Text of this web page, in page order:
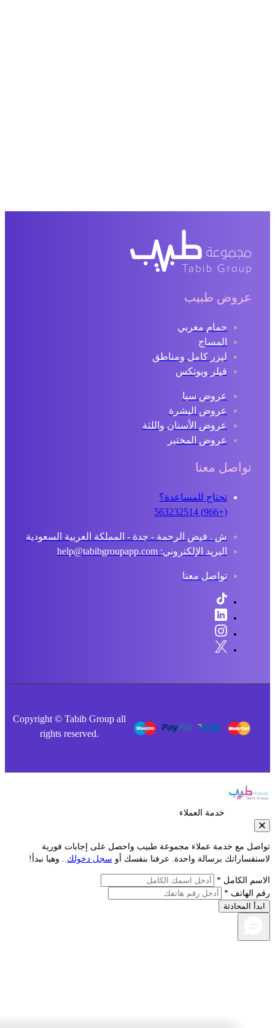
عروض طبيب
حمام مغربي
المساج
ليزر كامل ومناطق
فيلر وبوتكس
عروض سبا
عروض البشرة
عروض الأسنان واللثة
عروض المختبر
تواصل معنا
تحتاج للمساعدة؟
ش . فيض الرحمة - جدة - المملكة العربية السعودية
البريد الإلكتروني: help@tabibgroupapp.com
تواصل معنا
Copyright © Tabib Group all
rights reserved.
خدمة العملاء
مع خدمة عملاء مجموعة طبيب واحصل على إجابات فورية
برسالة واحدة. عرفنا بنفسك أوسجل دخولك.. وهيا نبدأ!
الكامل *
الهاتف *
المحادثة